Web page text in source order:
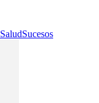
SaludSucesos